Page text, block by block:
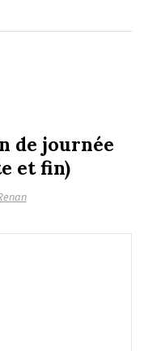
de journée
et fin)